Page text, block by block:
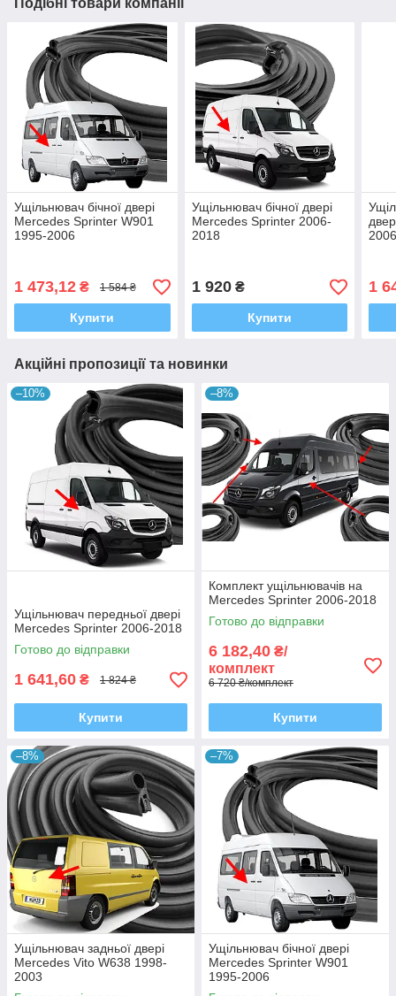
Ущільнювач бічної двері
Mercedes Sprinter W901
1995-2006
1 473,12 ₴ 1 584 ₴
Купити
Ущільнювач бічної двері
Mercedes Sprinter 2006-
2018
1 920₴
Купити
1
Акційні пропозиції та новинки
–10%
Ущільнювач передньої двері
Mercedes Sprinter 2006-2018
Готово до відправки
1 641,60 ₴ 1 824 ₴
Купити
–8%
Комплект ущільнювачів на
Mercedes Sprinter 2006-2018
Готово до відправки
6 182,40 ₴/
комплект
6 720 ₴/комплект
Купити
–8%
Ущільнювач задньої двері
Mercedes Vito W638 1998-
2003
–7%
Ущільнювач бічної двері
Mercedes Sprinter W901
1995-2006